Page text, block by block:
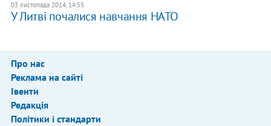
03 листопада 2014, 14:55
​У Литві почалися навчання НАТО
Про нас
Реклама на сайті
Івенти
Редакція
Політики і стандарти